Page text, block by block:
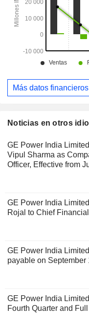
Noticias en otros
GE Power India
Vipul Sharma as
Officer, Effective from
GE Power India
Rojal to Chief
GE Power India
payable on September
GE Power India
Fourth Quarter and
Más datos financieros